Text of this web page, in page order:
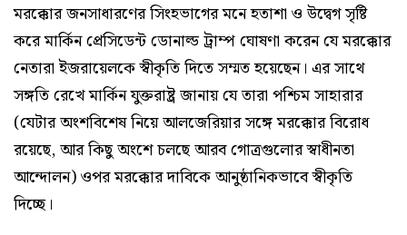
মরক্কোর জনসাধারণের সিংহভাগের মনে হতাশা ও উদ্বেগ সৃষ্টি
করে মার্কিন প্রেসিডেন্ট ডোনাল্ড ট্রাম্প ঘোষণা করেন যে মরক্কোর
নেতারা ইজরায়েলকে স্বীকৃতি দিতে সম্মত হয়েছেন। এর সাথে
সঙ্গতি রেখে মার্কিন যুক্তরাষ্ট্র জানায় যে তারা পশ্চিম সাহারার
(যেটার অংশবিশেষ নিয়ে আলজেরিয়ার সঙ্গে মরক্কোর বিরোধ
রয়েছে, আর কিছু অংশে চলছে আরব গোত্রগুলোর স্বাধীনতা
আন্দোলন) ওপর মরক্কোর দাবিকে আনুষ্ঠানিকভাবে স্বীকৃতি
দিচ্ছে।